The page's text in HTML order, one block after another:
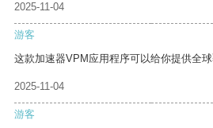
2025-11-04
游客
这款加速器VPM应用程序可以给你提供全球
2025-11-04
游客